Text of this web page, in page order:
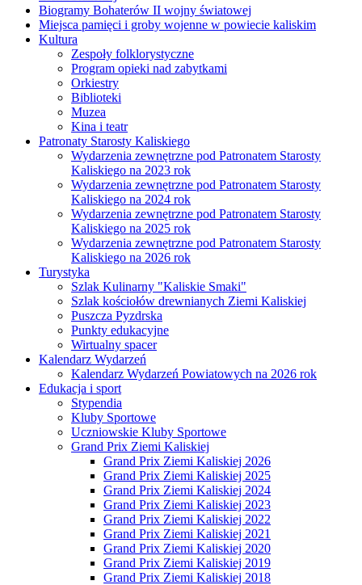
Biogramy Bohaterów II wojny światowej
Miejsca pamięci i groby wojenne w powiecie kaliskim
Kultura
Zespoły folklorystyczne
Program opieki nad zabytkami
Orkiestry
Biblioteki
Muzea
Kina i teatr
Patronaty Starosty Kaliskiego
Wydarzenia zewnętrzne pod Patronatem Starosty
Kaliskiego na 2023 rok
Wydarzenia zewnętrzne pod Patronatem Starosty
Kaliskiego na 2024 rok
Wydarzenia zewnętrzne pod Patronatem Starosty
Kaliskiego na 2025 rok
Wydarzenia zewnętrzne pod Patronatem Starosty
Kaliskiego na 2026 rok
Turystyka
Szlak Kulinarny "Kaliskie Smaki"
Szlak kościołów drewnianych Ziemi Kaliskiej
Puszcza Pyzdrska
Punkty edukacyjne
Wirtualny spacer
Kalendarz Wydarzeń
Kalendarz Wydarzeń Powiatowych na 2026 rok
Edukacja i sport
Stypendia
Kluby Sportowe
Uczniowskie Kluby Sportowe
Grand Prix Ziemi Kaliskiej
Grand Prix Ziemi Kaliskiej 2026
Grand Prix Ziemi Kaliskiej 2025
Grand Prix Ziemi Kaliskiej 2024
Grand Prix Ziemi Kaliskiej 2023
Grand Prix Ziemi Kaliskiej 2022
Grand Prix Ziemi Kaliskiej 2021
Grand Prix Ziemi Kaliskiej 2020
Grand Prix Ziemi Kaliskiej 2019
Grand Prix Ziemi Kaliskiej 2018